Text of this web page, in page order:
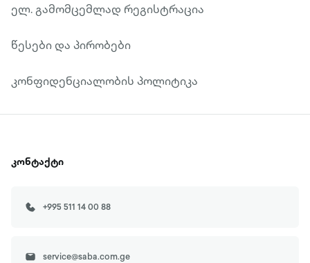
ელ. გამომცემლად რეგისტრაცია
წესები და პირობები
კონფიდენციალობის პოლიტიკა
კონტაქტი
+995 511 14 00 88
service@saba.com.ge